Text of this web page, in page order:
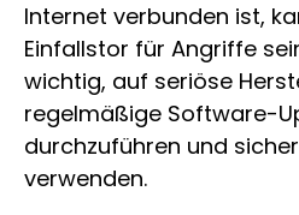
Internet verbunden ist,
Einfallstor für Angriffe
wichtig, auf seriöse
regelmäßige Software-
durchzuführen und
verwenden.